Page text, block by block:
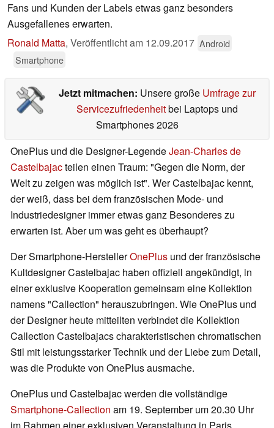
Fans und Kunden der Labels etwas ganz besonders
Ausgefallenes erwarten.
Ronald Matta, Veröffentlicht am 12.09.2017 Android
Smartphone
Jetzt mitmachen: Unsere große Umfrage zur
Servicezufriedenheitbei Laptops und
Smartphones 2026
OnePlus und die Designer-LegendeJean-Charles de
Castelbajacteilen einen Traum: "Gegen die Norm, der
Welt zu zeigen was möglich ist". Wer Castelbajac kennt,
der weiß, dass bei dem französischen Mode- und
Industriedesigner immer etwas ganz Besonderes zu
erwarten ist. Aber um was geht es überhaupt?
Der Smartphone-HerstellerOnePlus und der französische
Kultdesigner Castelbajac haben offiziell angekündigt, in
einer exklusive Kooperation gemeinsam eine Kollektion
namens "Callection" herauszubringen. Wie OnePlus und
der Designer heute mitteilten verbindet die Kollektion
Callection Castelbajacs charakteristischen chromatischen
Stil mit leistungsstarker Technik und der Liebe zum Detail,
was die Produkte von OnePlus ausmache.
OnePlus und Castelbajac werden die vollständige
Smartphone-Callection am 19. September um 20.30 Uhr